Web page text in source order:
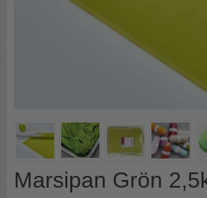
Marsipan Grön